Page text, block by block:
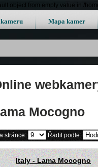
object from empty value in /
Mapa kamer
Mocogno
stránce: Řadit podle:
Italy - Lama Mocogno